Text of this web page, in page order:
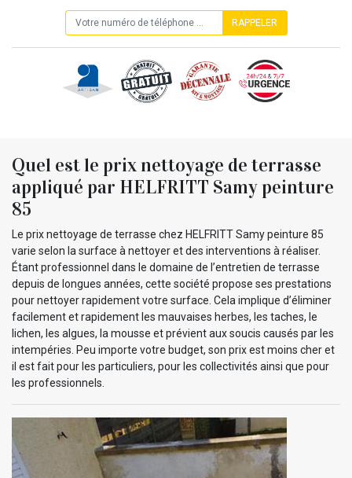
Quel est le prix nettoyage de terrasse
appliqué par HELFRITT Samy peinture
85
Le prix nettoyage de terrasse chez HELFRITT Samy peinture 85
varie selon la surface à nettoyer et des interventions à réaliser.
Étant professionnel dans le domaine de l’entretien de terrasse
depuis de longues années, cette société propose ses prestations
pour nettoyer rapidement votre surface. Cela implique d’éliminer
facilement et rapidement les mauvaises herbes, les taches, le
lichen, les algues, la mousse et prévient aux soucis causés par les
intempéries. Peu importe votre budget, son prix est moins cher et
il est fait pour les particuliers, pour les collectivités ainsi que pour
les professionnels.